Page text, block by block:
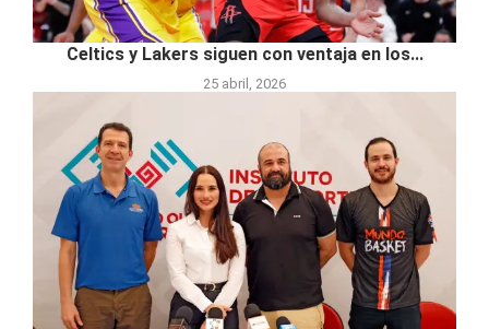
Celtics y Lakers siguen con ventaja en los...
25 abril, 2026